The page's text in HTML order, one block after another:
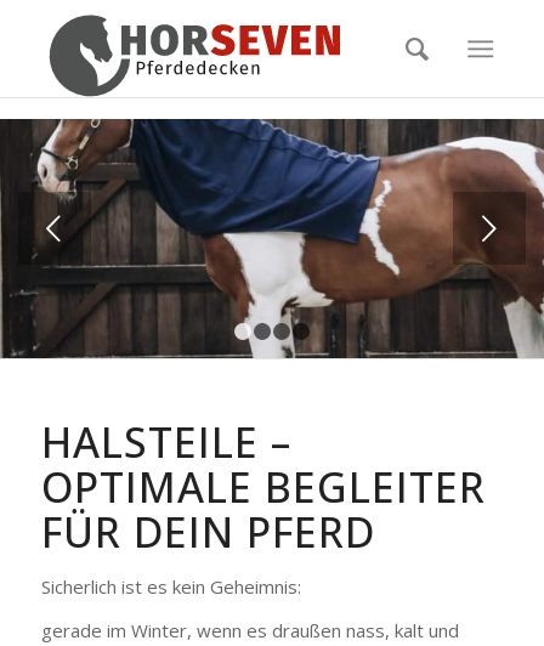
Weiter
1 2 3 4
HALSTEILE –
OPTIMALE BEGLEITER
FÜR DEIN PFERD
Sicherlich ist es kein Geheimnis:
gerade im Winter, wenn es draußen nass, kalt und